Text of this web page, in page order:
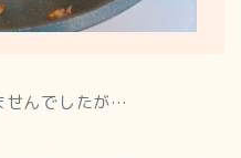
せんでしたが…